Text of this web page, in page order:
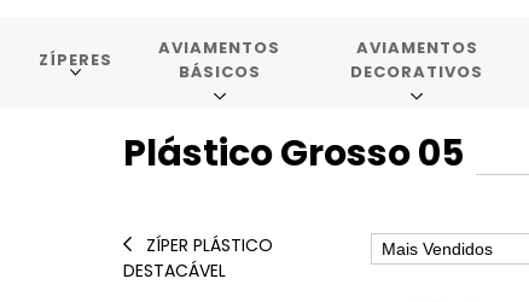
ZÍPERES
AVIAMENTOS
BÁSICOS
AVIAMENTOS
DECORATIVOS
Plástico Grosso 05
ZÍPER PLÁSTICO
DESTACÁVEL